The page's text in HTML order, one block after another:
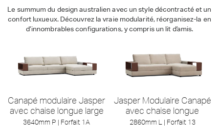
Le summum du design australien avec un style décontracté et un
confort luxueux. Découvrez la vraie modularité, réorganisez-la en
d’innombrables configurations, y compris un lit d’amis.
Canapé modulaire Jasper
avec chaise longue large
3640mm P | Forfait 1A
Jasper Modulaire Canapé
avec chaise longue
2860mm L | Forfait 13